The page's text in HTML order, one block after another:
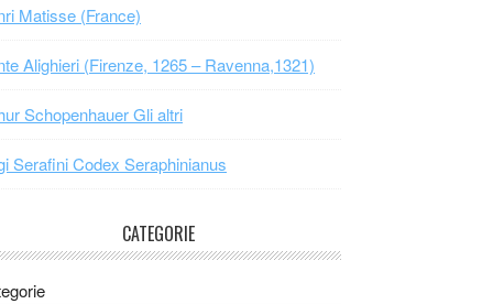
Matisse (France)
Alighieri (Firenze, 1265 – Ravenna,1321)
Schopenhauer Gli altri
Serafini Codex Seraphinianus
CATEGORIE